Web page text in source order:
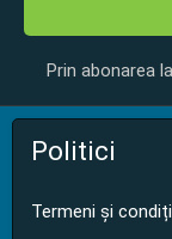
Prin abonarea
Politici
Termeni și